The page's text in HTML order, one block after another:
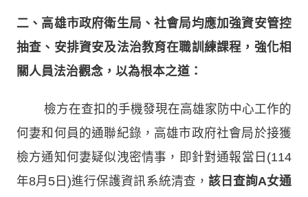
二、高雄市政府衛生局、社會局均應加強資安管控
抽查、安排資安及法治教育在職訓練課程，強化相
關人員法治觀念，以為根本之道：
檢方在查扣的手機發現在高雄家防中心工作的
何妻和何員的通聯紀錄，高雄市政府社會局於接獲
檢方通知何妻疑似洩密情事，即針對通報當日(114
年8月5日)進行保護資訊系統清查， 該日查詢A女通